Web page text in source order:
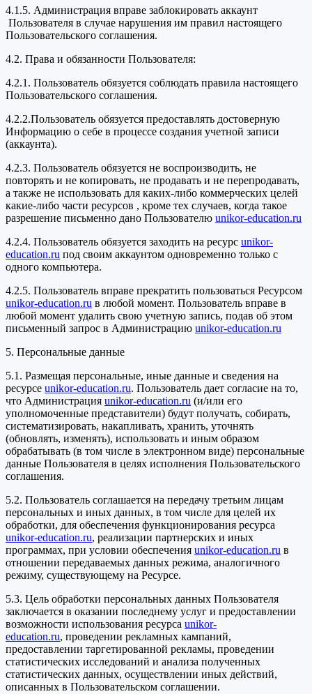
4.1.5. Администрация вправе заблокировать аккаунт
Пользователя в случае нарушения им правил настоящего
Пользовательского соглашения.
4.2. Права и обязанности Пользователя:
4.2.1. Пользователь обязуется соблюдать правила настоящего
Пользовательского соглашения.
4.2.2.Пользователь обязуется предоставлять достоверную
Информацию о себе в процессе создания учетной записи
(аккаунта).
4.2.3. Пользователь обязуется не воспроизводить, не
повторять и не копировать, не продавать и не перепродавать,
а также не использовать для каких-либо коммерческих целей
какие-либо части ресурсов , кроме тех случаев, когда такое
разрешение письменно дано Пользователю unikor-education.ru
4.2.4. Пользователь обязуется заходить на ресурс unikor-
education.ru под своим аккаунтом одновременно только с
одного компьютера.
4.2.5. Пользователь вправе прекратить пользоваться Ресурсом
unikor-education.ru в любой момент. Пользователь вправе в
любой момент удалить свою учетную запись, подав об этом
письменный запрос в Администрацию unikor-education.ru
5. Персональные данные
5.1. Размещая персональные, иные данные и сведения на
ресурсе unikor-education.ru. Пользователь дает согласие на то,
что Администрация unikor-education.ru (и/или его
уполномоченные представители) будут получать, собирать,
систематизировать, накапливать, хранить, уточнять
(обновлять, изменять), использовать и иным образом
обрабатывать (в том числе в электронном виде) персональные
данные Пользователя в целях исполнения Пользовательского
соглашения.
5.2. Пользователь соглашается на передачу третьим лицам
персональных и иных данных, в том числе для целей их
обработки, для обеспечения функционирования ресурса
unikor-education.ru, реализации партнерских и иных
программах, при условии обеспечения unikor-education.ru в
отношении передаваемых данных режима, аналогичного
режиму, существующему на Ресурсе.
5.3. Цель обработки персональных данных Пользователя
заключается в оказании последнему услуг и предоставлении
возможности использования ресурса unikor-
education.ru, проведении рекламных кампаний,
предоставлении таргетированной рекламы, проведении
статистических исследований и анализа полученных
статистических данных, осуществлении иных действий,
описанных в Пользовательском соглашении.